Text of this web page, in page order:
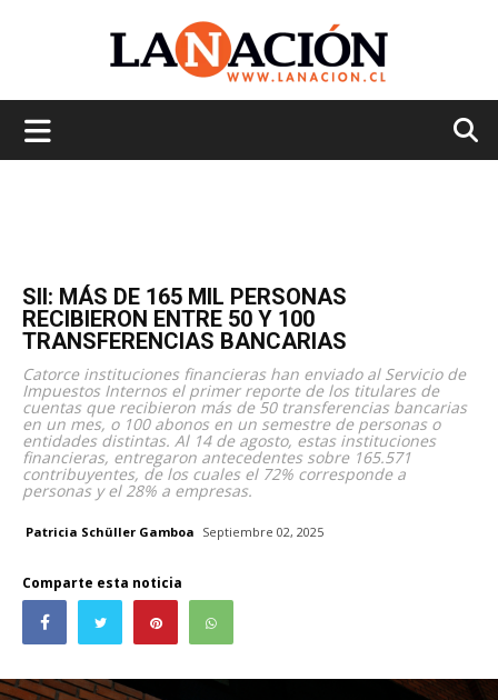
SII: MÁS DE 165 MIL PERSONAS
RECIBIERON ENTRE 50 Y 100
TRANSFERENCIAS BANCARIAS
Catorce instituciones financieras han enviado al Servicio de
Impuestos Internos el primer reporte de los titulares de
cuentas que recibieron más de 50 transferencias bancarias
en un mes, o 100 abonos en un semestre de personas o
entidades distintas. Al 14 de agosto, estas instituciones
financieras, entregaron antecedentes sobre 165.571
contribuyentes, de los cuales el 72% corresponde a
personas y el 28% a empresas.
Patricia Schüller Gamboa Septiembre 02, 2025
Comparte esta noticia